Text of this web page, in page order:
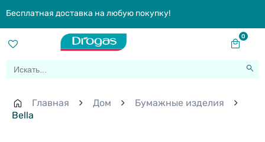
Бесплатная доставка на любую покупку!
0
Главная Дом
Бумажные изделия
Bella